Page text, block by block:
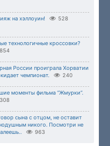
на хэллоуин! 528
технологичные кроссовки?
854
России проиграла Хорватии
чемпионат.
240
моменты фильма “Жмурки“.
308
сына с отцом, не оставит
никого. Посмотри не
963